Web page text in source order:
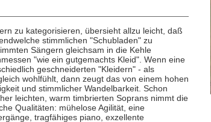
zu kategorisieren, übersieht allzu leicht, daß
stimmlichen "Schubladen" zu
Sängern gleichsam in die Kehle
"wie ein gutgemachts Kleid". Wenn eine
geschneiderten "Kleidern" - als
wohlfühlt, dann zeugt das von einem hohen
und stimmlicher Wandelbarkeit. Schon
leichten, warm timbrierten Soprans nimmt die
Qualitäten: mühelose Agilität, eine
tragfähiges piano, exzellente